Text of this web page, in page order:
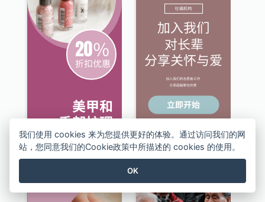
我们使用 cookies 来为您提供更好的体验。通过访问我们的网
站，您同意我们的Cookie政策中所描述的 cookies 的使用。
OK